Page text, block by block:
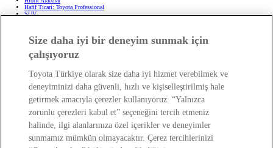
Hafif Ticari: Toyota Professional
SUV
Yasal Bilgilendirme
Yasal Bilgilendirme
Çerez Politikası
Kişisel Verilerin Korunması
Kişisel Veri Paylaşımı ve İletişim İzni
Bilgi Toplumu Hizmetleri
(Opens in new window)
TAKATA Hava Yastığı Geri Çağırma
Yakıt Ekonomisi ve CO2 Emisyonu
Kalite Standartları
Web Erişilebilirlik Beyanı
Size daha iyi bir deneyim sunmak için
çalışıyoruz
Toyota Türkiye olarak size daha iyi hizmet verebilmek ve
deneyiminizi daha güvenli, hızlı ve kişiselleştirilmiş hale
getirmek amacıyla çerezler kullanıyoruz. “Yalnızca
zorunlu çerezleri kabul et” seçeneğini tercih etmeniz
halinde, ilgi alanlarınıza özel içerikler ve deneyimler
sunmamız mümkün olmayacaktır. Çerez tercihlerinizi